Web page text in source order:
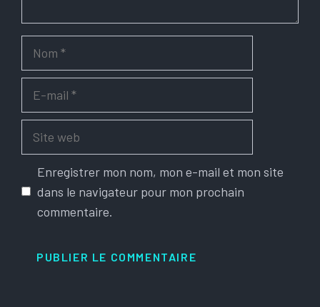
Enregistrer mon nom, mon e-mail et mon site
dans le navigateur pour mon prochain
commentaire.